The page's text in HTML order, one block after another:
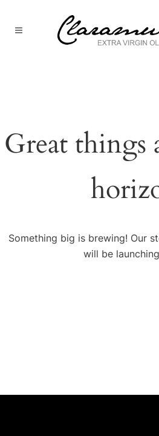
Great things
Something big is brewing! Our
will be